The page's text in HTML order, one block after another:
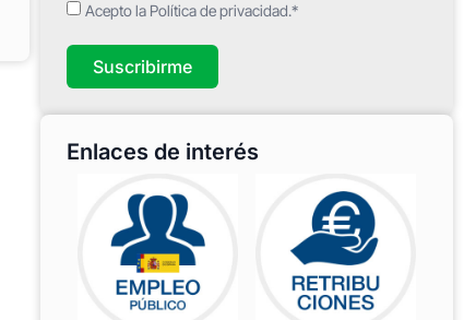
Acepto la Política de privacidad.*
Suscribirme
Enlaces de interés